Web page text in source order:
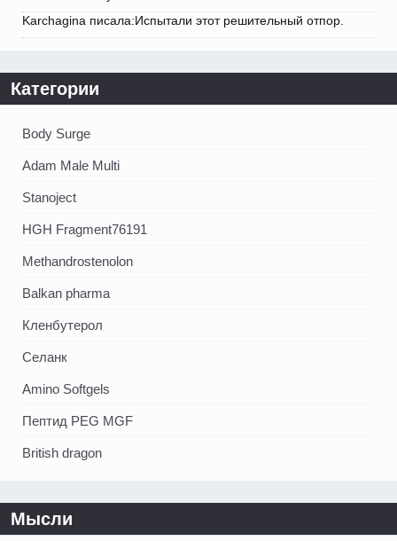
Karchagina писала:Испытали этот решительный отпор.
Категории
Body Surge
Adam Male Multi
Stanoject
HGH Fragment76191
Methandrostenolon
Balkan pharma
Кленбутерол
Селанк
Amino Softgels
Пептид PEG MGF
British dragon
Мысли